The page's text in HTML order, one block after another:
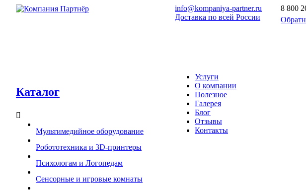
info@kompaniya-partner.ru
Доставка по всей России
8 800
Каталог
Мультимедийное оборудование
Робототехника и 3D-принтеры
Психологам и Логопедам
Сенсорные и игровые комнаты
Услуги
О компании
Полезное
Галерея
Блог
Отзывы
Контакты